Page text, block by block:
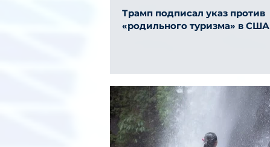
Трамп подписал указ против
«родильного туризма» в США